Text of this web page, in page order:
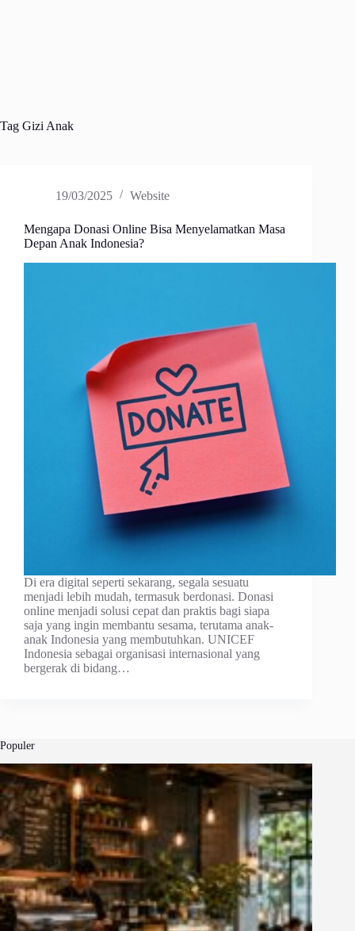
Tag Gizi Anak
19/03/2025 Website
Mengapa Donasi Online Bisa Menyelamatkan Masa
Depan Anak Indonesia?
Di era digital seperti sekarang, segala sesuatu
menjadi lebih mudah, termasuk berdonasi. Donasi
online menjadi solusi cepat dan praktis bagi siapa
saja yang ingin membantu sesama, terutama anak-
anak Indonesia yang membutuhkan. UNICEF
Indonesia sebagai organisasi internasional yang
bergerak di bidang…
Populer